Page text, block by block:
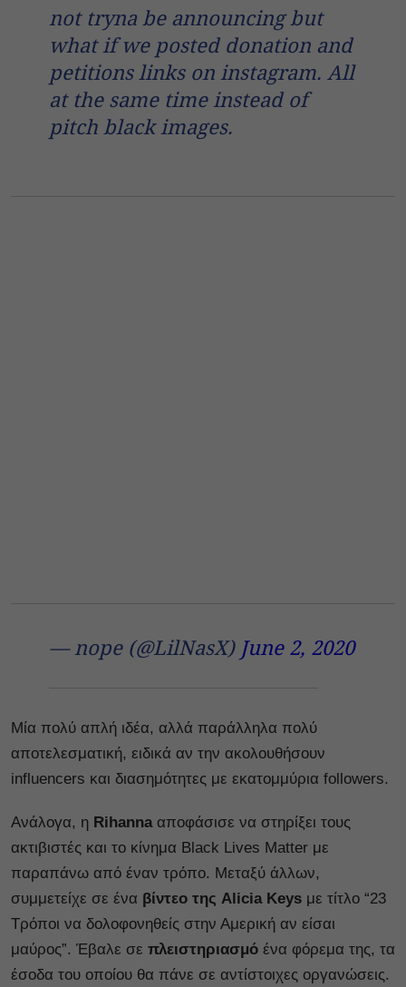
not tryna be announcing but
what if we posted donation and
petitions links on instagram. All
at the same time instead of
pitch black images.
— nope (@LilNasX) June 2, 2020
Μία πολύ απλή ιδέα, αλλά παράλληλα πολύ
αποτελεσματική, ειδικά αν την ακολουθήσουν
influencers και διασημότητες με εκατομμύρια followers.
Ανάλογα, η Rihannaαποφάσισε να στηρίξει τους
ακτιβιστές και το κίνημα Black Lives Matter με
παραπάνω από έναν τρόπο. Μεταξύ άλλων,
συμμετείχε σε ένα βίντεο της Alicia Keys με τίτλο “23
Τρόποι να δολοφονηθείς στην Αμερική αν είσαι
μαύρος”. Έβαλε σε πλειστηριασμό ένα φόρεμα της, τα
έσοδα του οποίου θα πάνε σε αντίστοιχες οργανώσεις.